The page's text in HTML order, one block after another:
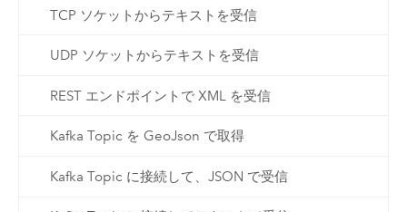
TCP ソケットからテキストを受信
UDP ソケットからテキストを受信
REST エンドポイントで XML を受信
Kafka Topic を GeoJson で取得
Kafka Topic に接続して、JSON で受信